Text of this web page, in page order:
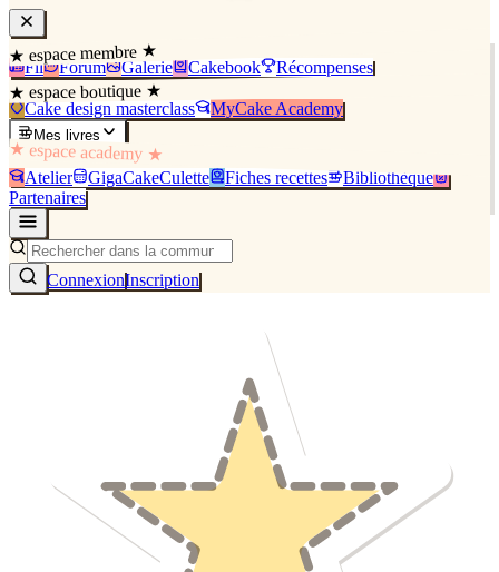
★ espace membre ★
Fil Forum Galerie Cakebook Récompenses
★ espace boutique ★
Cake design masterclass MyCake Academy
Mes livres
★ espace academy ★
Atelier GigaCakeCulette Fiches recettes
Bibliothèque
Partenaires
ConnexionInscription